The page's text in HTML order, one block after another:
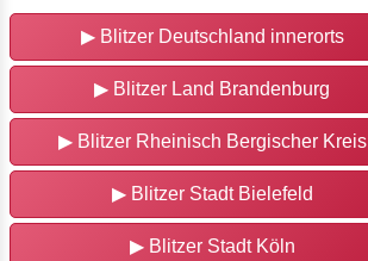
▶ Blitzer Deutschland innerorts
▶ Blitzer Land Brandenburg
▶ Blitzer Rheinisch Bergischer Kreis
▶ Blitzer Stadt Bielefeld
▶ Blitzer Stadt Köln